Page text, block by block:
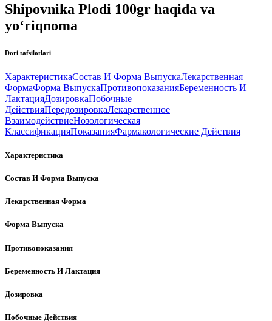
Shipovnika Plodi 100gr haqida va
yo‘riqnoma
Dori tafsilotlari
ХарактеристикаСостав И Форма ВыпускаЛекарственная
ФормаФорма ВыпускаПротивопоказанияБеременность И
ЛактацияДозировкаПобочные
ДействияПередозировкаЛекарственное
ВзаимодействиеНозологическая
КлассификацияПоказанияФармакологические Действия
Характеристика
Состав И Форма Выпуска
Лекарственная Форма
Форма Выпуска
Противопоказания
Беременность И Лактация
Дозировка
Побочные Действия